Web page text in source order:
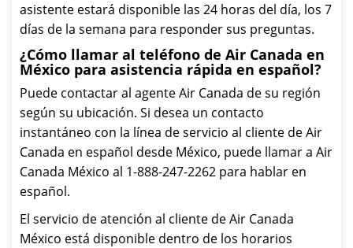
asistente estará disponible las 24 horas del día, los 7
días de la semana para responder sus preguntas.
¿Cómo llamar al teléfono de Air Canada en
México para asistencia rápida en español?
Puede contactar al agente Air Canada de su región
según su ubicación. Si desea un contacto
instantáneo con la línea de servicio al cliente de Air
Canada en español desde México, puede llamar a Air
Canada México al 1-888-247-2262 para hablar en
español.
El servicio de atención al cliente de Air Canada
México está disponible dentro de los horarios